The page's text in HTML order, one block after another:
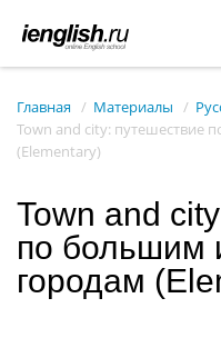
Главная Материалы
Town and city: путешествие
(Elementary)
Town and
по большим
городам